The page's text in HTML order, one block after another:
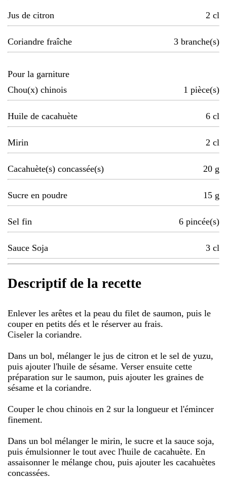
Jus de citron 2 cl
Coriandre fraîche 3 branche(s)
Pour la garniture
Chou(x) chinois
1 pièce(s)
Huile de cacahuète 6 cl
Mirin 2 cl
Cacahuète(s) concassée(s) 20 g
Sucre en poudre 15 g
Sel fin 6 pincée(s)
Sauce Soja 3 cl
Descriptif de la recette
Enlever les arêtes et la peau du filet de saumon, puis le
couper en petits dés et le réserver au frais.
Ciseler la coriandre.
Dans un bol, mélanger le jus de citron et le sel de yuzu,
puis ajouter l'huile de sésame. Verser ensuite cette
préparation sur le saumon, puis ajouter les graines de
sésame et la coriandre.
Couper le chou chinois en 2 sur la longueur et l'émincer
finement.
Dans un bol mélanger le mirin, le sucre et la sauce soja,
puis émulsionner le tout avec l'huile de cacahuète. En
assaisonner le mélange chou, puis ajouter les cacahuètes
concassées.